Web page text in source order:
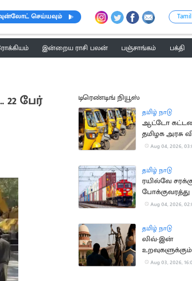
செய்யவும்
இன்றைய ராசி பலன் பஞ்சாங்கம் பக்தி
பேர்
டிரெண்டிங் நியூஸ்
தமிழ் நாடு
ஆட்டோ
தமிழக அரசு
அறிவிப்பு?
Aug 04, 2026,
தமிழ் நாடு
ரயில்வே
போக்குவரத்து
ரூ.1,137 கோடி
Aug 04, 2026,
தமிழ் நாடு
லிவ்-இன்
பிரிவு
Aug 03, 2026,